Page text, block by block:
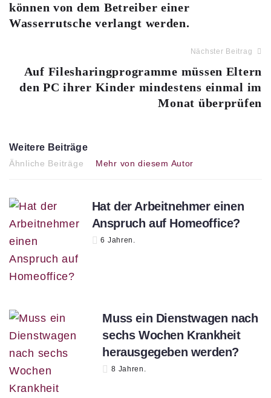
können von dem Betreiber einer
Wasserrutsche verlangt werden.
Nächster Beitrag
Auf Filesharingprogramme müssen Eltern
den PC ihrer Kinder mindestens einmal im
Monat überprüfen
Weitere Beiträge
Ähnliche Beiträge Mehr von diesem Autor
Hat der Arbeitnehmer einen
Anspruch auf Homeoffice?
6 Jahren.
Muss ein Dienstwagen nach
sechs Wochen Krankheit
herausgegeben werden?
8 Jahren.